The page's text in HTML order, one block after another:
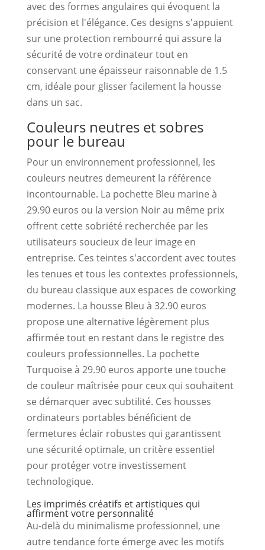
avec des formes angulaires qui évoquent la
précision et l'élégance. Ces designs s'appuient
sur une protection rembourré qui assure la
sécurité de votre ordinateur tout en
conservant une épaisseur raisonnable de 1.5
cm, idéale pour glisser facilement la housse
dans un sac.
Couleurs neutres et sobres
pour le bureau
Pour un environnement professionnel, les
couleurs neutres demeurent la référence
incontournable. La pochette Bleu marine à
29.90 euros ou la version Noir au même prix
offrent cette sobriété recherchée par les
utilisateurs soucieux de leur image en
entreprise. Ces teintes s'accordent avec toutes
les tenues et tous les contextes professionnels,
du bureau classique aux espaces de coworking
modernes. La housse Bleu à 32.90 euros
propose une alternative légèrement plus
affirmée tout en restant dans le registre des
couleurs professionnelles. La pochette
Turquoise à 29.90 euros apporte une touche
de couleur maîtrisée pour ceux qui souhaitent
se démarquer avec subtilité. Ces housses
ordinateurs portables bénéficient de
fermetures éclair robustes qui garantissent
une sécurité optimale, un critère essentiel
pour protéger votre investissement
technologique.
Les imprimés créatifs et artistiques qui
affirment votre personnalité
Au-delà du minimalisme professionnel, une
autre tendance forte émerge avec les motifs